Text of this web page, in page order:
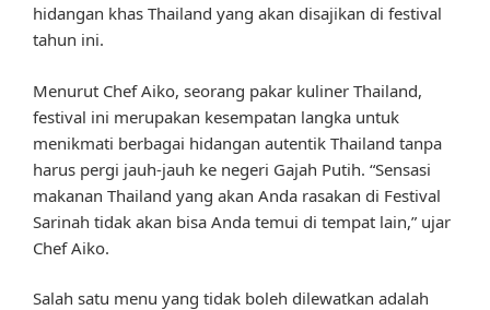
hidangan khas Thailand yang akan disajikan di festival
tahun ini.
Menurut Chef Aiko, seorang pakar kuliner Thailand,
festival ini merupakan kesempatan langka untuk
menikmati berbagai hidangan autentik Thailand tanpa
harus pergi jauh-jauh ke negeri Gajah Putih. “Sensasi
makanan Thailand yang akan Anda rasakan di Festival
Sarinah tidak akan bisa Anda temui di tempat lain,” ujar
Chef Aiko.
Salah satu menu yang tidak boleh dilewatkan adalah